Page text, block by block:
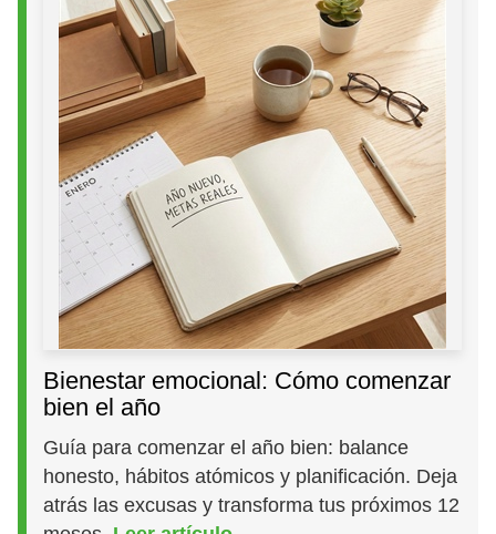
Bienestar emocional: Cómo comenzar
bien el año
Guía para comenzar el año bien: balance
honesto, hábitos atómicos y planificación. Deja
atrás las excusas y transforma tus próximos 12